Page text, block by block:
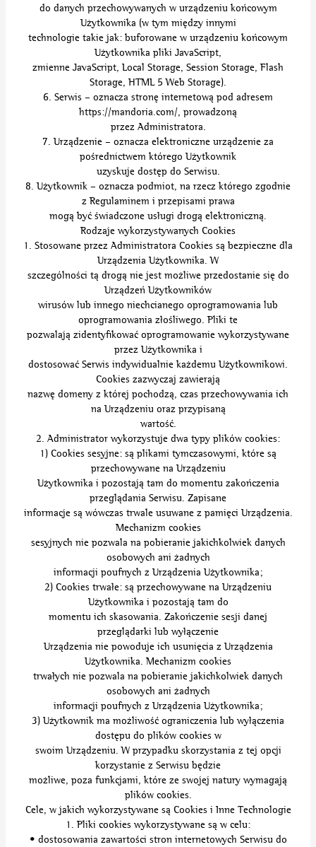
do danych przechowywanych w urządzeniu końcowym
Użytkownika (w tym między innymi
technologie takie jak: buforowane w urządzeniu końcowym
Użytkownika pliki JavaScript,
zmienne JavaScript, Local Storage, Session Storage, Flash
Storage, HTML 5 Web Storage).
6. Serwis – oznacza stronę internetową pod adresem
https://mandoria.com/, prowadzoną
przez Administratora.
7. Urządzenie – oznacza elektroniczne urządzenie za
pośrednictwem którego Użytkownik
uzyskuje dostęp do Serwisu.
8. Użytkownik – oznacza podmiot, na rzecz którego zgodnie
z Regulaminem i przepisami prawa
mogą być świadczone usługi drogą elektroniczną.
Rodzaje wykorzystywanych Cookies
1. Stosowane przez Administratora Cookies są bezpieczne dla
Urządzenia Użytkownika. W
szczególności tą drogą nie jest możliwe przedostanie się do
Urządzeń Użytkowników
wirusów lub innego niechcianego oprogramowania lub
oprogramowania złośliwego. Pliki te
pozwalają zidentyfikować oprogramowanie wykorzystywane
przez Użytkownika i
dostosować Serwis indywidualnie każdemu Użytkownikowi.
Cookies zazwyczaj zawierają
nazwę domeny z której pochodzą, czas przechowywania ich
na Urządzeniu oraz przypisaną
wartość.
2. Administrator wykorzystuje dwa typy plików cookies:
1) Cookies sesyjne: są plikami tymczasowymi, które są
przechowywane na Urządzeniu
Użytkownika i pozostają tam do momentu zakończenia
przeglądania Serwisu. Zapisane
informacje są wówczas trwale usuwane z pamięci Urządzenia.
Mechanizm cookies
sesyjnych nie pozwala na pobieranie jakichkolwiek danych
osobowych ani żadnych
informacji poufnych z Urządzenia Użytkownika;
2) Cookies trwałe: są przechowywane na Urządzeniu
Użytkownika i pozostają tam do
momentu ich skasowania. Zakończenie sesji danej
przeglądarki lub wyłączenie
Urządzenia nie powoduje ich usunięcia z Urządzenia
Użytkownika. Mechanizm cookies
trwałych nie pozwala na pobieranie jakichkolwiek danych
osobowych ani żadnych
informacji poufnych z Urządzenia Użytkownika;
3) Użytkownik ma możliwość ograniczenia lub wyłączenia
dostępu do plików cookies w
swoim Urządzeniu. W przypadku skorzystania z tej opcji
korzystanie z Serwisu będzie
możliwe, poza funkcjami, które ze swojej natury wymagają
plików cookies.
Cele, w jakich wykorzystywane są Cookies i Inne Technologie
1. Pliki cookies wykorzystywane są w celu:
• dostosowania zawartości stron internetowych Serwisu do